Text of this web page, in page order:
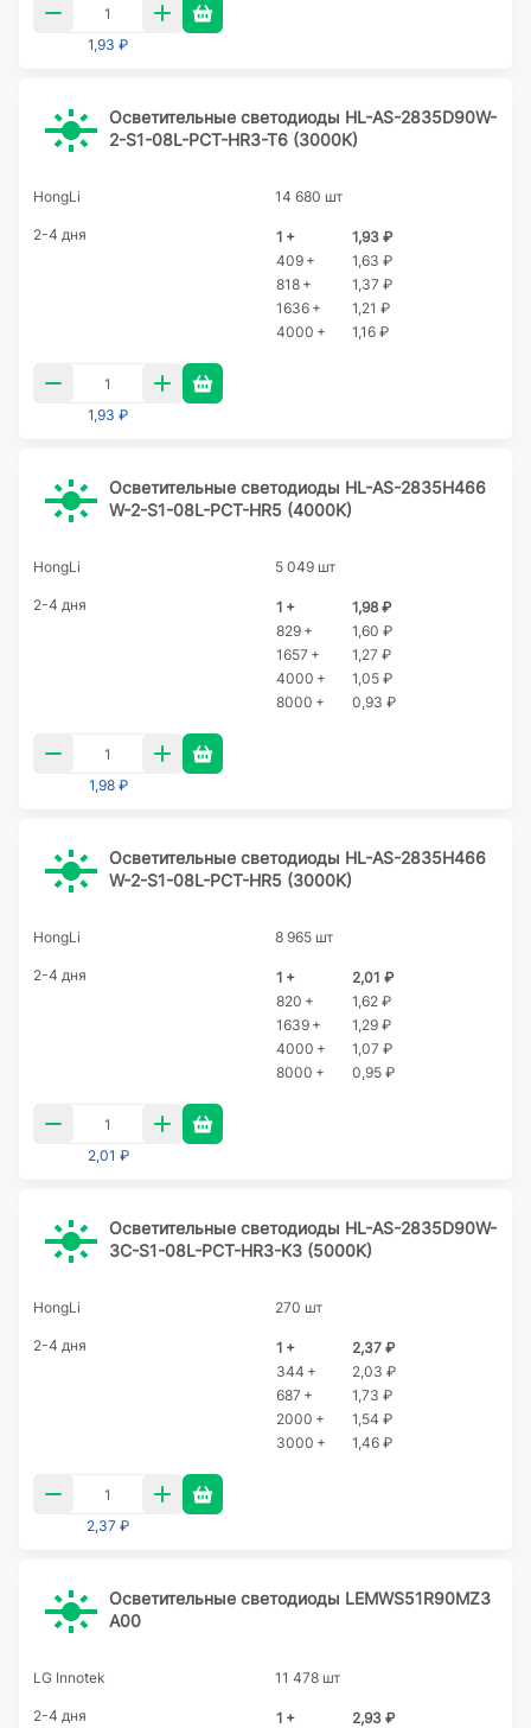
1,93 ₽
Осветительные светодиоды HL-AS-2835D90W-
2-S1-08L-PCT-HR3-T6 (3000K)
HongLi 14 680 шт
2-4 дня 1 +
1,93 ₽
409 +
1,63 ₽
818 +
1,37 ₽
1636 +
1,21 ₽
4000 +
1,16 ₽
1,93 ₽
Осветительные светодиоды HL-AS-2835H466
W-2-S1-08L-PCT-HR5 (4000K)
HongLi 5 049 шт
2-4 дня 1 +
1,98 ₽
829 +
1,60 ₽
1657 +
1,27 ₽
4000 +
1,05 ₽
8000 +
0,93 ₽
1,98 ₽
Осветительные светодиоды HL-AS-2835H466
W-2-S1-08L-PCT-HR5 (3000K)
HongLi 8 965 шт
2-4 дня 1 +
2,01 ₽
820 +
1,62 ₽
1639 +
1,29 ₽
4000 +
1,07 ₽
8000 +
0,95 ₽
2,01 ₽
Осветительные светодиоды HL-AS-2835D90W-
3C-S1-08L-PCT-HR3-K3 (5000K)
HongLi 270 шт
2-4 дня 1 +
2,37 ₽
344 +
2,03 ₽
687 +
1,73 ₽
2000 +
1,54 ₽
3000 +
1,46 ₽
2,37 ₽
Осветительные светодиоды LEMWS51R90MZ3
A00
LG Innotek 11 478 шт
2-4 дня 1 +
2,93 ₽